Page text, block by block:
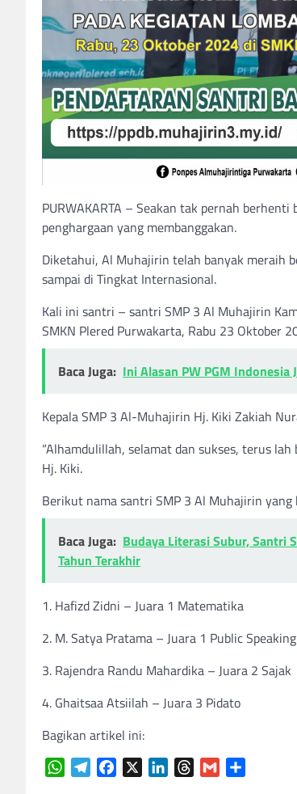
PURWAKARTA – Seakan tak pernah
penghargaan yang membanggakan.
Diketahui, Al Muhajirin telah banyak meraih
sampai di Tingkat Internasional.
Kali ini santri – santri SMP 3 Al Muhajirin
SMKN Plered Purwakarta, Rabu 23 Oktober
Baca Juga: Ini Alasan PW PGM Indonesia
Kepala SMP 3 Al-Muhajirin Hj. Kiki Zakiah
“Alhamdulillah, selamat dan sukses, terus
Hj. Kiki.
Berikut nama santri SMP 3 Al Muhajirin
Baca Juga: Budaya Literasi Subur, Santri
Tahun Terakhir
1. Hafizd Zidni – Juara 1 Matematika
2. M. Satya Pratama – Juara 1 Public Speaking
3. Rajendra Randu Mahardika – Juara 2 Sajak
4. Ghaitsaa Atsiilah – Juara 3 Pidato
Bagikan artikel ini:
WhatsAppTelegramFacebook LinkedInThreads
Gmail